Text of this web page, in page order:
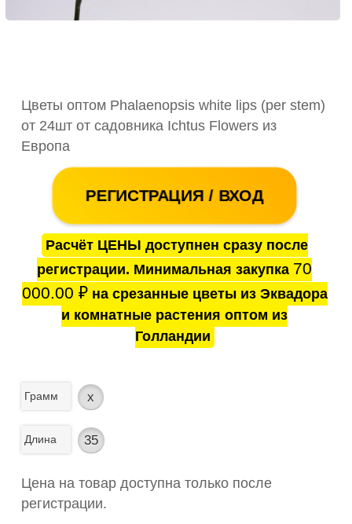
Цветы оптом Phalaenopsis white lips (per stem)
от 24шт от садовника Ichtus Flowers из
Европа
РЕГИСТРАЦИЯ / ВХОД
Расчёт ЦЕНЫ доступнен сразу после
регистрации. Минимальная закупка 70
000.00 ₽на срезанные цветы из Эквадора
и комнатные растения оптом из
Голландии
Грамм x
Длина 35
Цена на товар доступна только после
регистрации.